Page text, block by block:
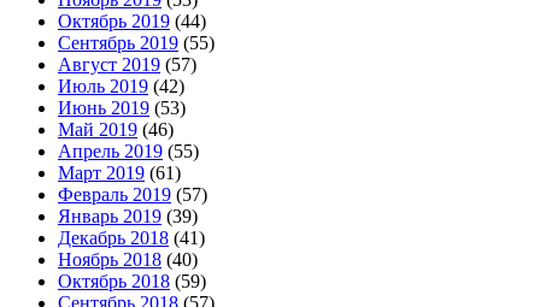
Октябрь 2019 (44)
Сентябрь 2019 (55)
Август 2019 (57)
Июль 2019 (42)
Июнь 2019 (53)
Май 2019 (46)
Апрель 2019 (55)
Март 2019 (61)
Февраль 2019 (57)
Январь 2019 (39)
Декабрь 2018 (41)
Ноябрь 2018 (40)
Октябрь 2018 (59)